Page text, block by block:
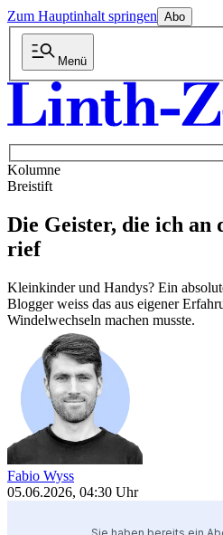
Zum Hauptinhalt springen Abo
Menü
Kolumne
Breistift
Die Geister, die ich an
rief
Kleinkinder und Handys? Ein
Blogger weiss das aus eigener
Windelwechseln machen musste.
Fabio Wyss
05.06.2026, 04:30 Uhr